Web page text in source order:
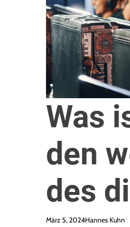
Was
den
des
März 5, 2024Hannes Kuhn